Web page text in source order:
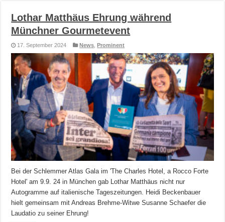
Lothar Matthäus Ehrung während
Münchner Gourmetevent
17. September 2024 News ,Prominent
Bei der Schlemmer Atlas Gala im 'The Charles Hotel, a Rocco Forte
Hotel' am 9.9. 24 in München gab Lothar Matthäus nicht nur
Autogramme auf italienische Tageszeitungen. Heidi Beckenbauer
hielt gemeinsam mit Andreas Brehme-Witwe Susanne Schaefer die
Laudatio zu seiner Ehrung!